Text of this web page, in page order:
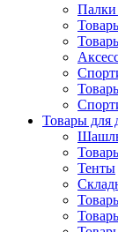
Палки
Товары для
Тенты